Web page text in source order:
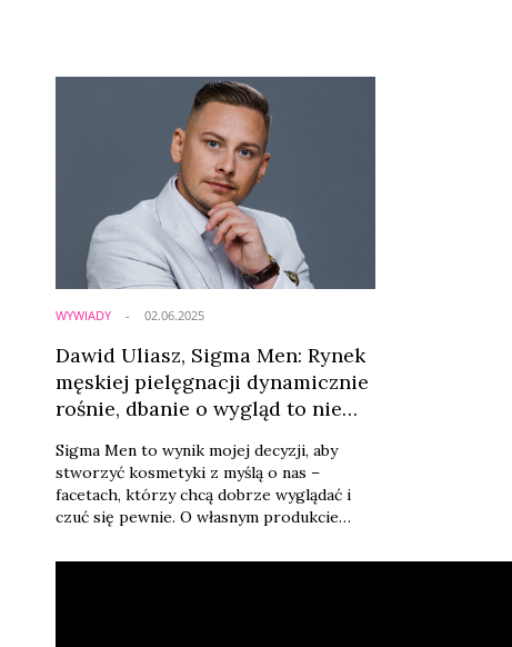
WYWIADY
Dawid Uliasz, Sigma Men: Rynek
męskiej pielęgnacji dynamicznie
rośnie, dbanie o wygląd to nie
Sigma Men to wynik mojej decyzji, aby
stworzyć kosmetyki z myślą o nas –
facetach, którzy chcą dobrze wyglądać i
czuć się pewnie. O własnym produkcie
swojej drogi w biznesie – mówi Dawid
02.06.2025